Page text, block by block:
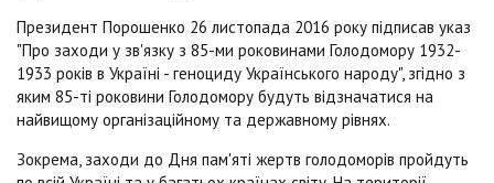
Президент Порошенко 26 листопада 2016 року підписав указ
"Про заходи у зв'язку з 85-ми роковинами Голодомору 1932-
1933 років в Україні - геноциду Українського народу", згідно з
яким 85-ті роковини Голодомору будуть відзначатися на
найвищому організаційному та державному рівнях.
Зокрема, заходи до Дня пам'яті жертв голодоморів пройдуть